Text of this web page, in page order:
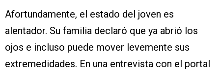
Afortundamente, el estado del joven es
alentador. Su familia declaró que ya abrió los
ojos e incluso puede mover levemente sus
extremedidades. En una entrevista con el portal